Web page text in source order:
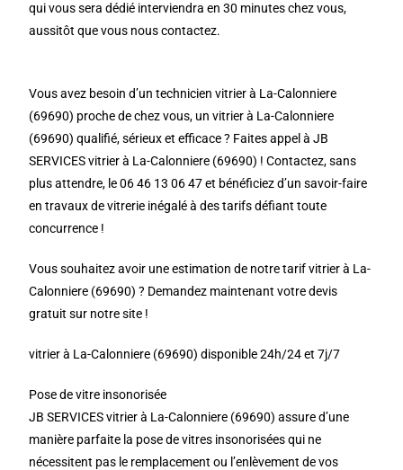
qui vous sera dédié interviendra en 30 minutes chez vous,
aussitôt que vous nous contactez.
Vous avez besoin d’un technicien vitrier à La-Calonniere
(69690) proche de chez vous, un vitrier à La-Calonniere
(69690) qualifié, sérieux et efficace ? Faites appel à JB
SERVICES vitrier à La-Calonniere (69690) ! Contactez, sans
plus attendre, le 06 46 13 06 47 et bénéficiez d’un savoir-faire
en travaux de vitrerie inégalé à des tarifs défiant toute
concurrence !
Vous souhaitez avoir une estimation de notre tarif vitrier à La-
Calonniere (69690) ? Demandez maintenant votre devis
gratuit sur notre site !
vitrier à La-Calonniere (69690) disponible 24h/24 et 7j/7
Pose de vitre insonorisée
JB SERVICES vitrier à La-Calonniere (69690) assure d’une
manière parfaite la pose de vitres insonorisées qui ne
nécessitent pas le remplacement ou l’enlèvement de vos